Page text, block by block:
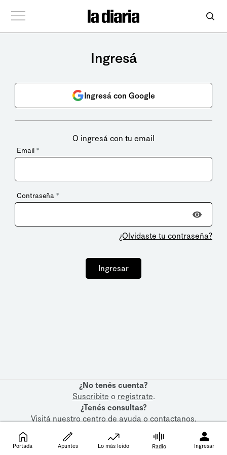
Ingresá
Ingresá con Google
O ingresá con tu email
Email *
Contraseña *
¿Olvidaste tu contraseña?
Ingresar
¿No tenés cuenta?
Suscribite o registrate.
¿Tenés consultas?
Visitá nuestrocentro de ayudaocontactanos.
Portada Apuntes Lo más leído Radio Ingresar